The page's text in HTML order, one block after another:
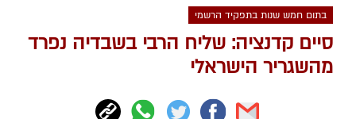
בתום חמש שנות בתפקיד הרשמי
סיים קדנציה: שליח הרבי בשבדיה נפרד
מהשגריר הישראלי